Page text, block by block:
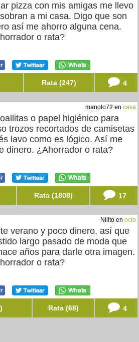
pizza con mis amigas me llevo
a mi casa. Digo que son
así me ahorro alguna cena.
o rata?
Rata (247) 4
manolo72 en casa
o papel higiénico para
trozos recortados de camisetas
lavo como es lógico. Así me
dinero. ¿Ahorrador o rata?
Rata (1808) 17
Nilito en ocio
verano y poco dinero, así que
largo pasado de moda que
años para darle otra imagen.
o rata?
Rata (68) 4